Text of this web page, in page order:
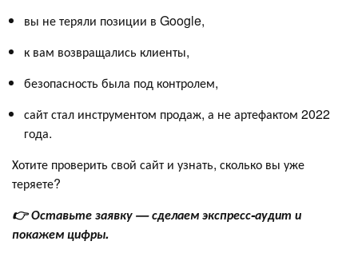
вы не теряли позиции в Google,
к вам возвращались клиенты,
безопасность была под контролем,
сайт стал инструментом продаж, а не артефактом 2022
года.
Хотите проверить свой сайт и узнать, сколько вы уже
теряете?
👉 Оставьте заявку — сделаем экспресс-аудит и
покажем цифры.